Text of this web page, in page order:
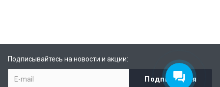
Подписывайтесь на новости и акции: